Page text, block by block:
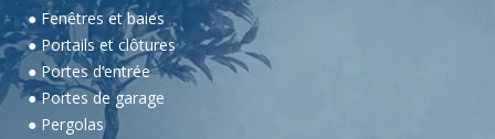
● Fenêtres et baies
● Portails et clôtures
● Portes d’entrée
● Portes de garage
● Pergolas